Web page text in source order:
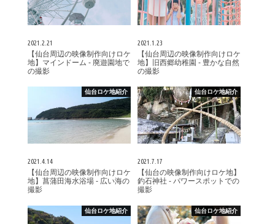
2021.2.21
【仙台周辺の映像制作向けロケ
地】マインドーム - 廃遊園地で
の撮影
2021.1.23
【仙台周辺の映像制作向けロケ
地】旧西郷幼稚園 - 豊かな自然
の撮影
仙台ロケ地紹介
2021.4.14
【仙台周辺の映像制作向けロケ
地】菖蒲田海水浴場 - 広い海の
撮影
仙台ロケ地紹介
2021.7.17
【仙台の映像制作向けロケ地】
釣石神社 - パワースポットでの
撮影
仙台ロケ地紹介 仙台ロケ地紹介